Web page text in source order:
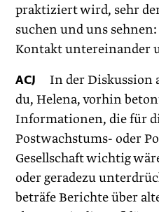
praktiziert wird, sehr
suchen und uns
Kontakt untereinander
ACJ In der Diskussion
du, Helena, vorhin
Informationen, die für
Postwachstums- oder
Gesellschaft wichtig
oder geradezu
beträfe Berichte über